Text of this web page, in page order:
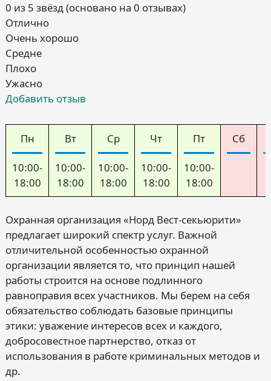
0 из 5 звёзд (основано на 0 отзывах)
Отлично
Очень хорошо
Средне
Плохо
Ужасно
Добавить отзыв
Пн
10:00-
18:00
Вт
10:00-
18:00
Ср
10:00-
18:00
Чт
10:00-
18:00
Пт
10:00-
18:00
Сб
Охранная организация «Норд Вест-секьюрити»
предлагает широкий спектр услуг. Важной
отличительной особенностью охранной
организации является то, что принцип нашей
работы строится на основе подлинного
равноправия всех участников. Мы берем на себя
обязательство соблюдать базовые принципы
этики: уважение интересов всех и каждого,
добросовестное партнерство, отказ от
использования в работе криминальных методов и
др.